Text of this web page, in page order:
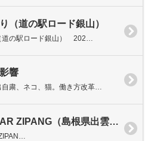
（道の駅ロード銀山）
道の駅ロード銀山） 202…
響
自粛、ネコ、猫。働き方改革…
DINING&BAR ZIPANG（島根県出雲市大津新崎町）